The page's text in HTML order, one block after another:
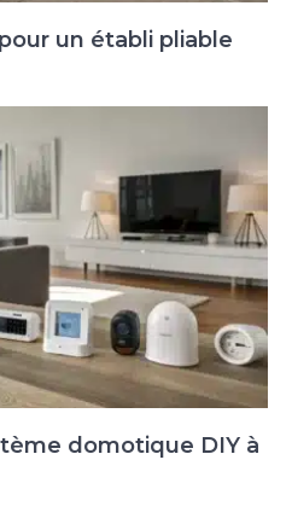
un établi pliable
domotique DIY à